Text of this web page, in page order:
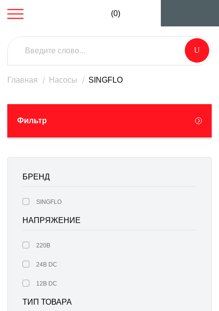
(0)
Главная Насосы SINGFLO
Фильтр
БРЕНД
SINGFLO
НАПРЯЖЕНИЕ
220В
24В DC
12В DC
ТИП ТОВАРА